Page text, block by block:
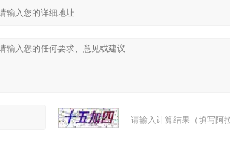
请输入计算结果（填写阿